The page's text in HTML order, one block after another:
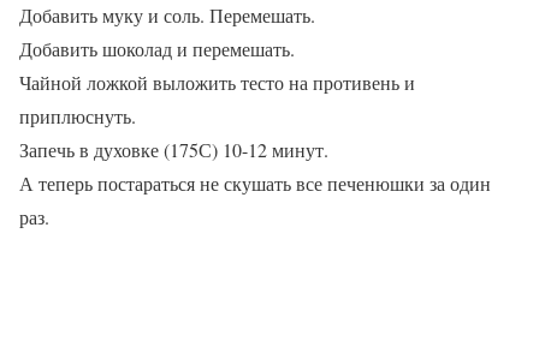
Добавить муку и соль. Перемешать.
Добавить шоколад и перемешать.
Чайной ложкой выложить тесто на противень и
приплюснуть.
Запечь в духовке (175С) 10-12 минут.
А теперь постараться не скушать все печенюшки за один
раз.